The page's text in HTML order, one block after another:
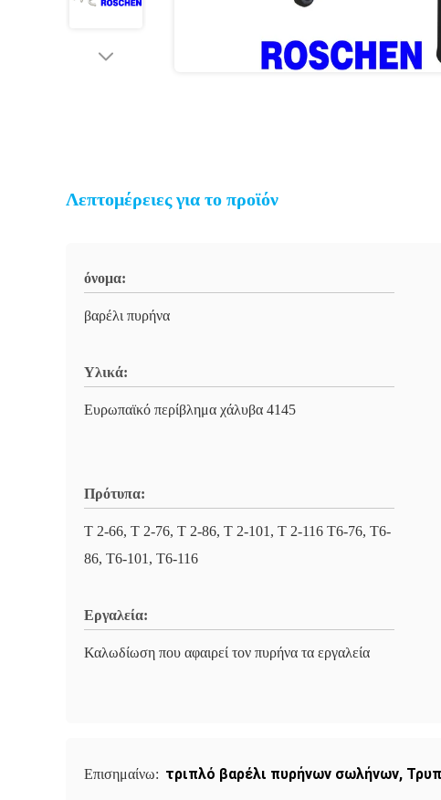
Λεπτομέρειες για το προϊόν
όνομα:
βαρέλι πυρήνα
Υλικά:
Ευρωπαϊκό περίβλημα χάλυβα 4145
Πρότυπα:
Τ 2-66, Τ 2-76, Τ 2-86, Τ 2-101, Τ 2-116 T6-76, T6-
86, T6-101, T6-116
Εργαλεία:
Καλωδίωση που αφαιρεί τον πυρήνα τα εργαλεία
Επισημαίνω: τριπλό βαρέλι πυρήνων σωλήνων,